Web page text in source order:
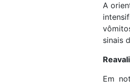
A
sinais
Em